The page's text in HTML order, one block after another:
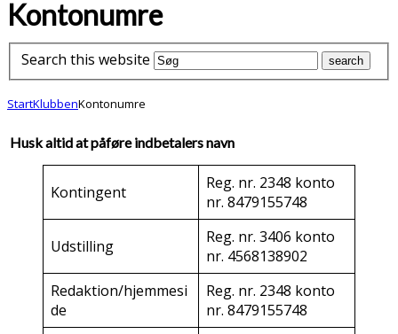
Kontonumre
Search this website
StartKlubbenKontonumre
Husk altid at påføre indbetalers navn
Kontingent
Reg. nr. 2348 konto
nr. 8479155748
Udstilling
Reg. nr. 3406 konto
nr. 4568138902
Redaktion/hjemmesi
de
Reg. nr. 2348 konto
nr. 8479155748